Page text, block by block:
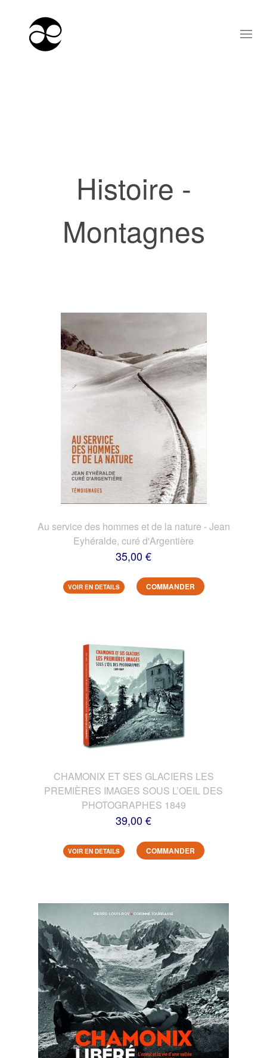
Histoire -
Montagnes
Au service des hommes et de la nature - Jean
Eyhéralde, curé d'Argentière
35,00 €
VOIR EN DETAILS COMMANDER
CHAMONIX ET SES GLACIERS LES
PREMIÈRES IMAGES SOUS L’OEIL DES
PHOTOGRAPHES 1849
39,00 €
VOIR EN DETAILS COMMANDER